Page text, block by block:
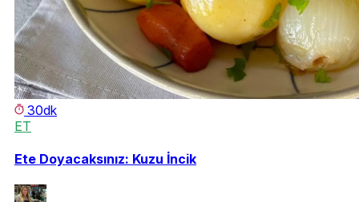
30dk
ET
Ete Doyacaksınız: Kuzu İncik